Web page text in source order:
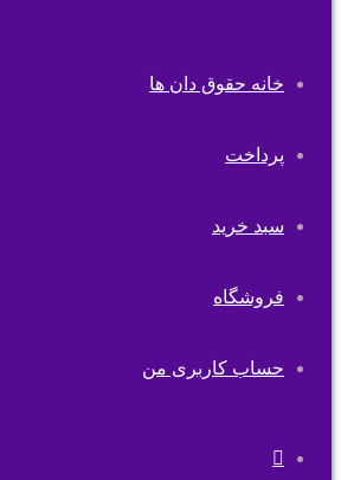
خانه حقوق دان ها
پرداخت
سبد خرید
فروشگاه
حساب کاربری من